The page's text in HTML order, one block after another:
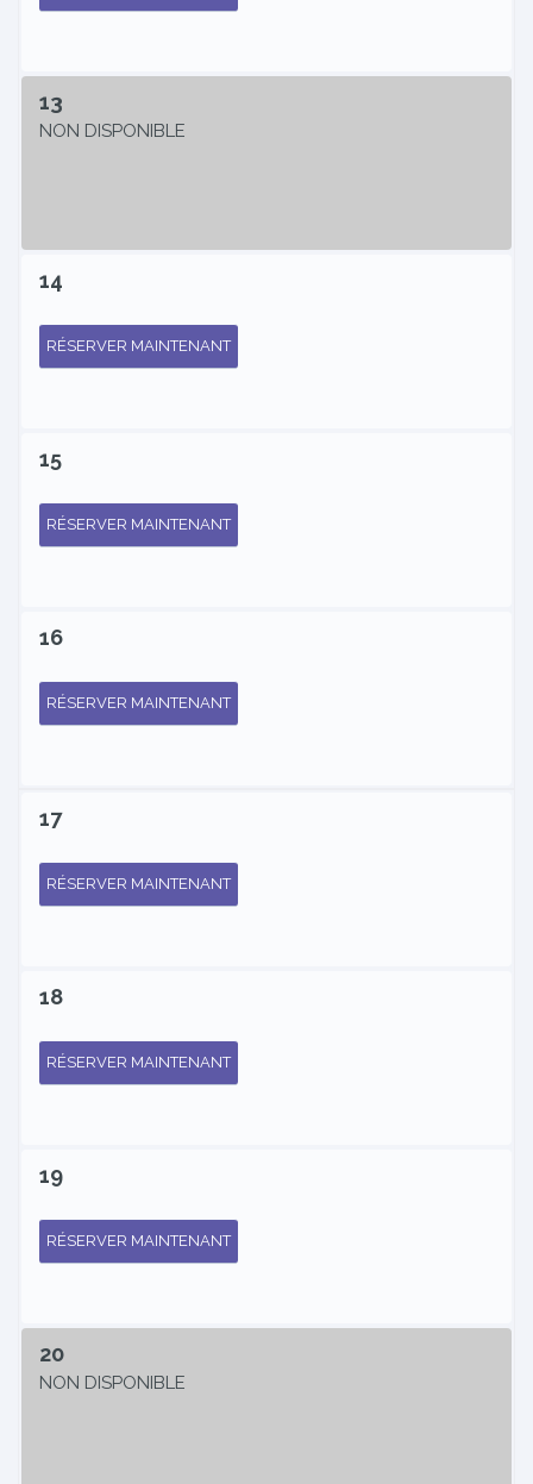
13
NON DISPONIBLE
14
RÉSERVER MAINTENANT
15
RÉSERVER MAINTENANT
16
RÉSERVER MAINTENANT
17
RÉSERVER MAINTENANT
18
RÉSERVER MAINTENANT
19
RÉSERVER MAINTENANT
20
NON DISPONIBLE